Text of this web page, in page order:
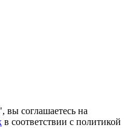
соглашаетесь на
в соответствии с политикой